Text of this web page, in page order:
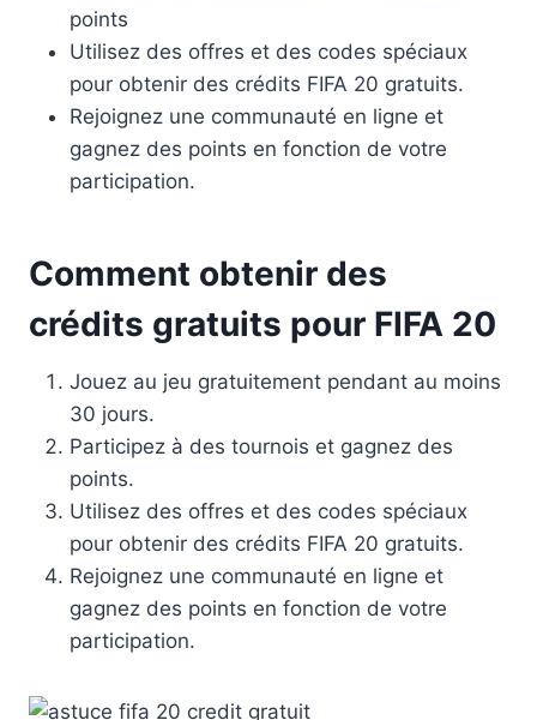
points
Utilisez des offres et des codes spéciaux
pour obtenir des crédits FIFA 20 gratuits.
Rejoignez une communauté en ligne et
gagnez des points en fonction de votre
participation.
Comment obtenir des
crédits gratuits pour FIFA 20
Jouez au jeu gratuitement pendant au moins
30 jours.
Participez à des tournois et gagnez des
points.
Utilisez des offres et des codes spéciaux
pour obtenir des crédits FIFA 20 gratuits.
Rejoignez une communauté en ligne et
gagnez des points en fonction de votre
participation.